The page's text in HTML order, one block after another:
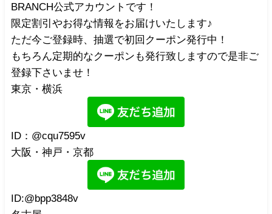
BRANCH公式アカウントです！
限定割引やお得な情報をお届けいたします♪
ただ今ご登録時、抽選で初回クーポン発行中！
もちろん定期的なクーポンも発行致しますので是非ご
登録下さいませ！
東京・横浜
ID：@cqu7595v
大阪・神戸・京都
ID:@bpp3848v